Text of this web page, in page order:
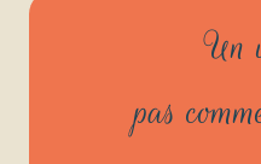
Un
pas